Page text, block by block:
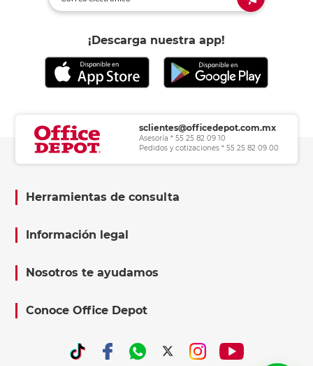
¡Descarga nuestra app!
sclientes@officedepot.com.mx
Asesoría * 55 25 82 09 10
Pedidos y cotizaciones * 55 25 82 09 00
Herramientas de consulta
Información legal
Nosotros te ayudamos
Conoce Office Depot